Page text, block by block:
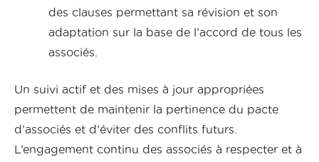
des clauses permettant sa révision et son
adaptation sur la base de l’accord de tous les
associés.
Un suivi actif et des mises à jour appropriées
permettent de maintenir la pertinence du pacte
d’associés et d’éviter des conflits futurs.
L’engagement continu des associés à respecter et à